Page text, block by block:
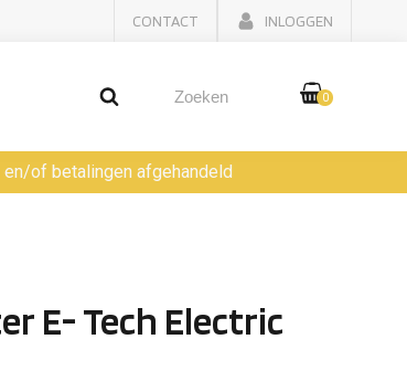
CONTACT INLOGGEN
0
of betalingen afgehandeld
E- Tech Electric